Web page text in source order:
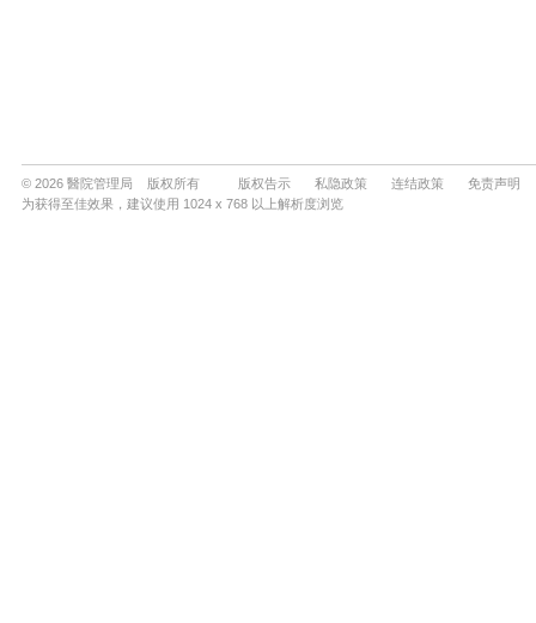
© 2026 醫院管理局 版权所有 版权告示 私隐政策 连结政策
免责声明
为获得至佳效果，建议使用 1024 x 768 以上解析度浏览